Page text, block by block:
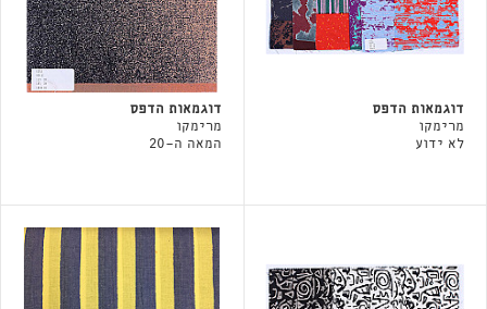
דוגמאות הדפס
מרימקו
לא ידוע
דוגמאות הדפס
מרימקו
המאה ה-20